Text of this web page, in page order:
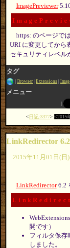
ImagePreviewer
https: のページで
URI に変更してから
セキュリティレベル
タグ
Browser Extensions
メニュー
日記:3377 2015
LinkRedirector 6.2
2015年11月01日(日)
LinkRedirector6.2
開です）
フィルタ保存
しました。